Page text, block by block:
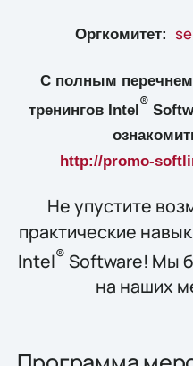
Оргкомитет:
С полным перечнем
тренингов Intel®
http://promo-
Не упустите
практические
Intel® Software! Мы
на наших